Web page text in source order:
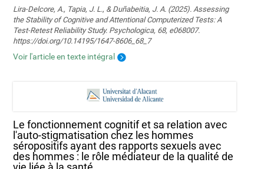
Lira-Delcore, A., Tapia, J. L., & Duñabeitia, J. A. (2025). Assessing
the Stability of Cognitive and Attentional Computerized Tests: A
Test-Retest Reliability Study. Psychologica, 68, e068007.
https://doi.org/10.14195/1647-8606_68_7
Voir l'article en texte intégral
Le fonctionnement cognitif et sa relation avec
l'auto-stigmatisation chez les hommes
séropositifs ayant des rapports sexuels avec
des hommes : le rôle médiateur de la qualité de